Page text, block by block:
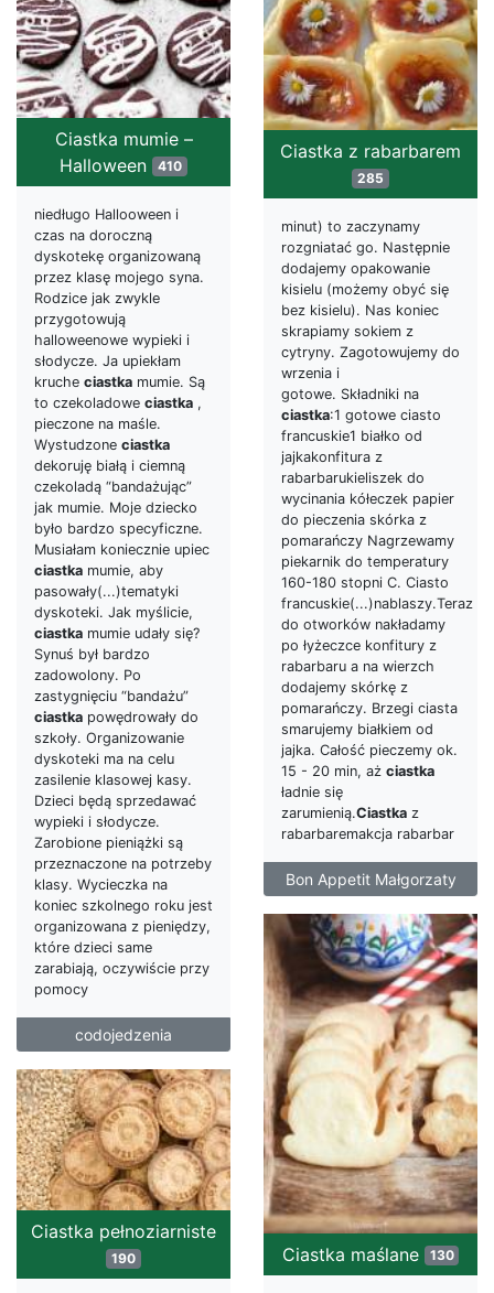
Ciastka mumie –
Halloween 410
niedługo Hallooween i
czas na doroczną
dyskotekę organizowaną
przez klasę mojego syna.
Rodzice jak zwykle
przygotowują
halloweenowe wypieki i
słodycze. Ja upiekłam
kruche ciastka mumie. Są
to czekoladowe ciastka ,
pieczone na maśle.
Wystudzone ciastka
dekoruję białą i ciemną
czekoladą “bandażując”
jak mumie. Moje dziecko
było bardzo specyficzne.
Musiałam koniecznie upiec
ciastka mumie, aby
pasowały(...)tematyki
dyskoteki. Jak myślicie,
ciastka mumie udały się?
Synuś był bardzo
zadowolony. Po
zastygnięciu “bandażu”
ciastka powędrowały do
szkoły. Organizowanie
dyskoteki ma na celu
zasilenie klasowej kasy.
Dzieci będą sprzedawać
wypieki i słodycze.
Zarobione pieniążki są
przeznaczone na potrzeby
klasy. Wycieczka na
koniec szkolnego roku jest
organizowana z pieniędzy,
które dzieci same
zarabiają, oczywiście przy
pomocy
codojedzenia
Ciastka z rabarbarem
285
minut) to zaczynamy
rozgniatać go. Następnie
dodajemy opakowanie
kisielu (możemy obyć się
bez kisielu). Nas koniec
skrapiamy sokiem z
cytryny. Zagotowujemy do
wrzenia i
gotowe. Składniki na
ciastka:1 gotowe ciasto
francuskie1 białko od
jajkakonfitura z
rabarbarukieliszek do
wycinania kółeczek papier
do pieczenia skórka z
pomarańczy Nagrzewamy
piekarnik do temperatury
160-180 stopni C. Ciasto
francuskie(...)nablaszy.Teraz
do otworków nakładamy
po łyżeczce konfitury z
rabarbaru a na wierzch
dodajemy skórkę z
pomarańczy. Brzegi ciasta
smarujemy białkiem od
jajka. Całość pieczemy ok.
15 - 20 min, aż ciastka
ładnie się
zarumienią.Ciastka z
rabarbaremakcja rabarbar
Bon Appetit Małgorzaty
Ciastka maślane 130
Ciastka pełnoziarniste
190